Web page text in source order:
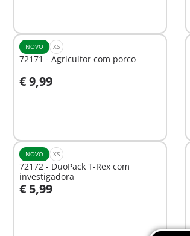
NOVO XS
72171 - Agricultor com porco
€ 9,99
Ao carrinho
NOVO XS
72172 - DuoPack T-Rex com
investigadora
€ 5,99
Ao carrinho